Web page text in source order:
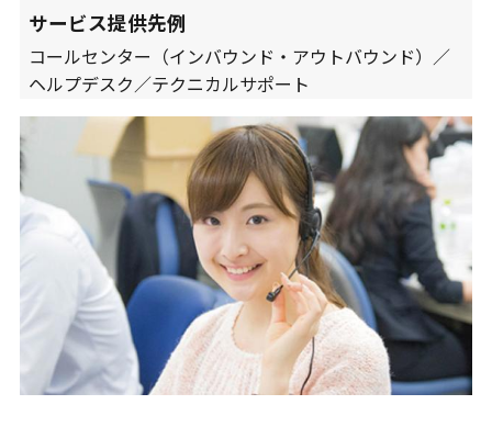
サービス提供先例
コールセンター（インバウンド・アウトバウンド）／
ヘルプデスク／テクニカルサポート